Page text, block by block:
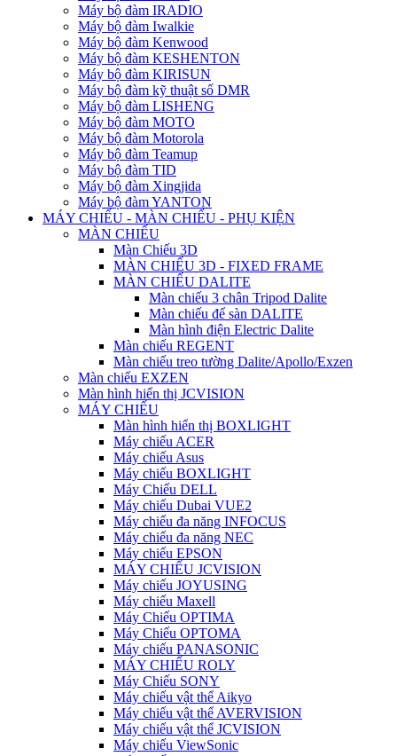
Máy bộ đàm IRADIO
Máy bộ đàm Iwalkie
Máy bộ đàm Kenwood
Máy bộ đàm KESHENTON
Máy bộ đàm KIRISUN
Máy bộ đàm kỹ thuật số DMR
Máy bộ đàm LISHENG
Máy bộ đàm MOTO
Máy bộ đàm Motorola
Máy bộ đàm Teamup
Máy bộ đàm TID
Máy bộ đàm Xingjida
Máy bộ đàm YANTON
MÁY CHIẾU - MÀN CHIẾU - PHỤ KIỆN
MÀN CHIẾU
Màn Chiếu 3D
MÀN CHIẾU 3D - FIXED FRAME
MÀN CHIẾU DALITE
Màn chiếu 3 chân Tripod Dalite
Màn chiếu để sàn DALITE
Màn hình điện Electric Dalite
Màn chiếu REGENT
Màn chiếu treo tường Dalite/Apollo/Exzen
Màn chiếu EXZEN
Màn hình hiển thị JCVISION
MÁY CHIẾU
Màn hình hiển thị BOXLIGHT
Máy chiếu ACER
Máy chiếu Asus
Máy chiếu BOXLIGHT
Máy Chiếu DELL
Máy chiếu Dubai VUE2
Máy chiếu đa năng INFOCUS
Máy chiếu đa năng NEC
Máy chiếu EPSON
MÁY CHIẾU JCVISION
Máy chiếu JOYUSING
Máy chiếu Maxell
Máy Chiếu OPTIMA
Máy Chiếu OPTOMA
Máy chiếu PANASONIC
MÁY CHIẾU ROLY
Máy Chiếu SONY
Máy chiếu vật thể Aikyo
Máy chiếu vật thể AVERVISION
Máy chiếu vật thể JCVISION
Máy chiếu ViewSonic